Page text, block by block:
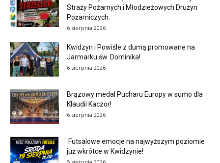
Straży Pożarnych i Młodzieżowych Drużyn
Pożarniczych.
6 sierpnia 2026
Kwidzyn i Powiśle z dumą promowane na
Jarmarku św. Dominika!
6 sierpnia 2026
Brązowy medal Pucharu Europy w sumo dla
Klaudii Kaczor!
6 sierpnia 2026
Futsalowe emocje na najwyższym poziomie
już wkrótce w Kwidzynie!